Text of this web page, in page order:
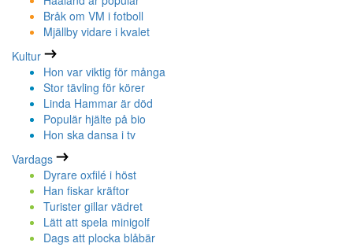
Bråk om VM i fotboll
Mjällby vidare i kvalet
Kultur
Hon var viktig för många
Stor tävling för körer
Linda Hammar är död
Populär hjälte på bio
Hon ska dansa i tv
Vardags
Dyrare oxfilé i höst
Han fiskar kräftor
Turister gillar vädret
Lätt att spela minigolf
Dags att plocka blåbär